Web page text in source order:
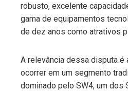
robusto, excelente
gama de equipamentos
de dez anos como atrativos
A relevância dessa disputa é
ocorrer em um segmento
dominado pelo SW4, um dos